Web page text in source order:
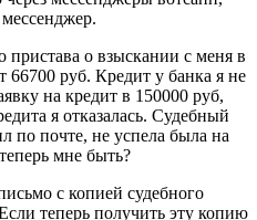
пристава о взыскании с меня в
66700 руб. Кредит у банка я не
на кредит в 150000 руб,
я отказалась. Судебный
по почте, не успела была на
мне быть?
с копией судебного
теперь получить эту копию